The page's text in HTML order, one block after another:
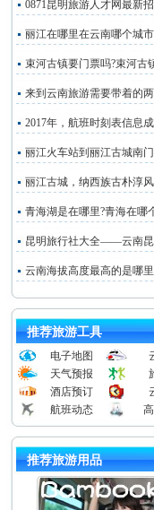
0871昆明旅游人才网最新
丽江在哪里在云南哪个城
束河古镇要门票吗?束河古
来到云南旅游需要带着的
2017年，航班时刻表信息
丽江火车站到丽江古城南
丽江古城，纳西族古朴淳
青海湖是在哪里?青海在哪
昆明旅行社大全——云南
云南海拔高度最高的是哪
推荐旅游工具
电子地图
天气预报
酒店预订
航班动态
推荐旅游用品